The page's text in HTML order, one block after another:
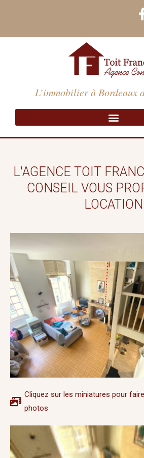
a
L’immobilier à Bordeaux
L'AGENCE TOIT
CONSEIL VOUS
LOCATION
Cliquez sur les miniatures pour
photos